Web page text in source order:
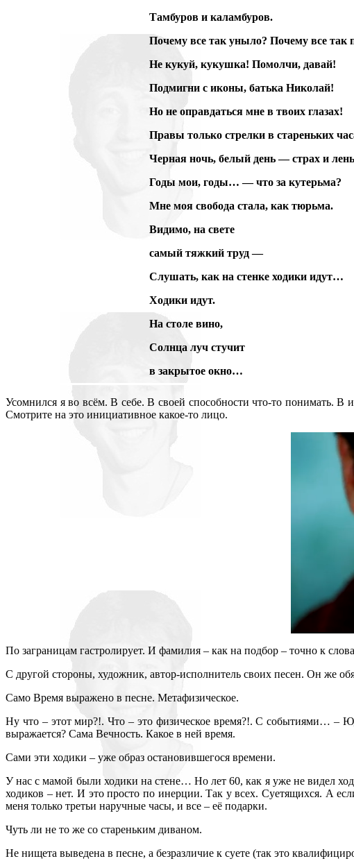
Тамбуров и каламбуров.
Почему все так уныло? Почему все так
Не кукуй, кукушка! Помолчи, давай!
Подмигни с иконы, батька Николай!
Но не оправдаться мне в твоих глазах!
Правы только стрелки в стареньких
Черная ночь, белый день — страх и
Годы мои, годы… — что за кутерьма?
Мне моя свобода стала, как тюрьма.
Видимо, на свете
самый тяжкий труд —
Слушать, как на стенке ходики идут…
Ходики идут.
На столе вино,
Солнца луч стучит
в закрытое окно…
Усомнился я во всём. В себе. В своей способности что-то понимать. В
Смотрите на это инициативное какое-то лицо.
По заграницам гастролирует. И фамилия – как на подбор – точно к
С другой стороны, художник, автор-исполнитель своих песен. Он же
Само Время выражено в песне. Метафизическое.
Ну что – этот мир?!. Что – это физическое время?!. С событиями… –
выражается? Сама Вечность. Какое в ней время.
Сами эти ходики – уже образ остановившегося времени.
У нас с мамой были ходики на стене… Но лет 60, как я уже не видел
ходиков – нет. И это просто по инерции. Так у всех. Суетящихся. А
меня только третьи наручные часы, и все – её подарки.
Чуть ли не то же со стареньким диваном.
Не нищета выведена в песне, а безразличие к суете (так это